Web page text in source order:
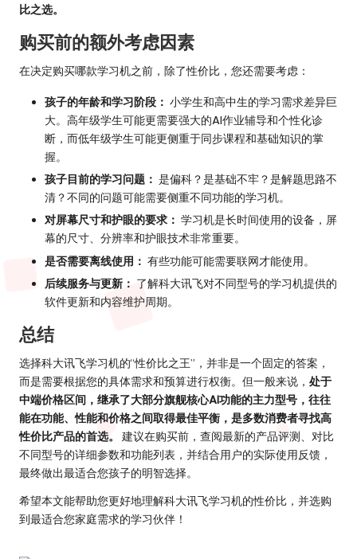
比之选。
购买前的额外考虑因素
在决定购买哪款学习机之前，除了性价比，您还需要考虑：
孩子的年龄和学习阶段： 小学生和高中生的学习需求差异巨
大。高年级学生可能更需要强大的AI作业辅导和个性化诊
断，而低年级学生可能更侧重于同步课程和基础知识的掌
握。
孩子目前的学习问题： 是偏科？是基础不牢？是解题思路不
清？不同的问题可能需要侧重不同功能的学习机。
对屏幕尺寸和护眼的要求： 学习机是长时间使用的设备，屏
幕的尺寸、分辨率和护眼技术非常重要。
是否需要离线使用： 有些功能可能需要联网才能使用。
后续服务与更新： 了解科大讯飞对不同型号的学习机提供的
软件更新和内容维护周期。
总结
选择科大讯飞学习机的“性价比之王”，并非是一个固定的答案，
而是需要根据您的具体需求和预算进行权衡。但一般来说， 处于
中端价格区间，继承了大部分旗舰核心AI功能的主力型号，往往
能在功能、性能和价格之间取得最佳平衡，是多数消费者寻找高
性价比产品的首选。
建议在购买前，查阅最新的产品评测、对比
不同型号的详细参数和功能列表，并结合用户的实际使用反馈，
最终做出最适合您孩子的明智选择。
希望本文能帮助您更好地理解科大讯飞学习机的性价比，并选购
到最适合您家庭需求的学习伙伴！